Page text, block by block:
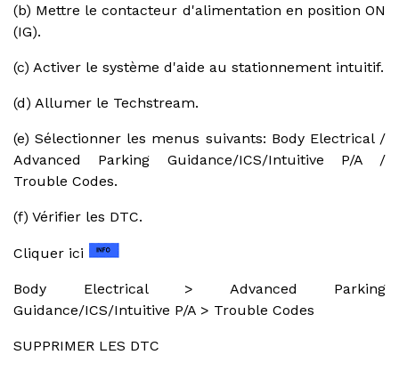
(b) Mettre le contacteur d'alimentation en position ON
(IG).
(c) Activer le système d'aide au stationnement intuitif.
(d) Allumer le Techstream.
(e) Sélectionner les menus suivants: Body Electrical /
Advanced Parking Guidance/ICS/Intuitive P/A /
Trouble Codes.
(f) Vérifier les DTC.
Cliquer ici
Body Electrical > Advanced Parking
Guidance/ICS/Intuitive P/A > Trouble Codes
SUPPRIMER LES DTC